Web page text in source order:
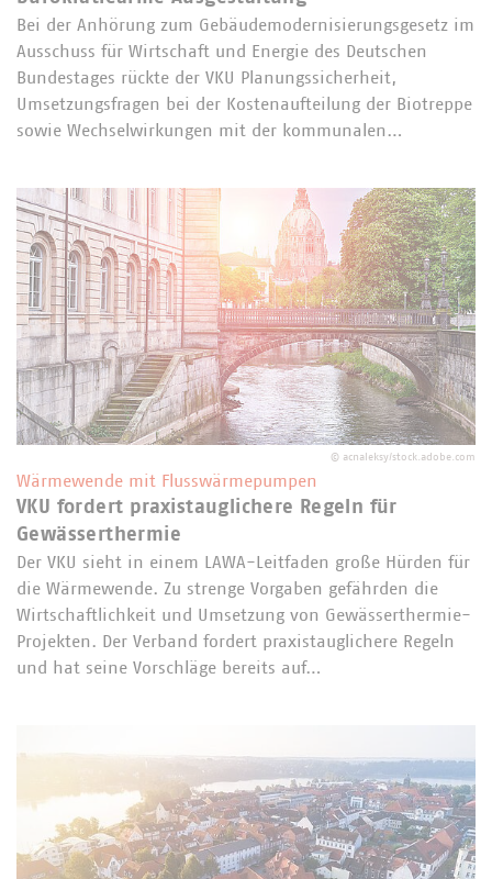
Bei der Anhörung zum Gebäudemodernisierungsgesetz im
Ausschuss für Wirtschaft und Energie des Deutschen
Bundestages rückte der VKU Planungssicherheit,
Umsetzungsfragen bei der Kostenaufteilung der Biotreppe
sowie Wechselwirkungen mit der kommunalen…
© acnaleksy/stock.adobe.com
Wärmewende mit Flusswärmepumpen
VKU fordert praxistauglichere Regeln für
Gewässerthermie
Der VKU sieht in einem LAWA-Leitfaden große Hürden für
die Wärmewende. Zu strenge Vorgaben gefährden die
Wirtschaftlichkeit und Umsetzung von Gewässerthermie-
Projekten. Der Verband fordert praxistauglichere Regeln
und hat seine Vorschläge bereits auf…